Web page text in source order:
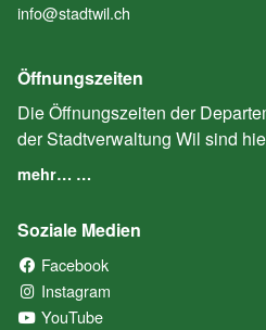
info@stadtwil.ch
Öffnungszeiten
Die Öffnungszeiten der
der Stadtverwaltung Wil sind
mehr… …
Soziale Medien
Facebook
Instagram
YouTube